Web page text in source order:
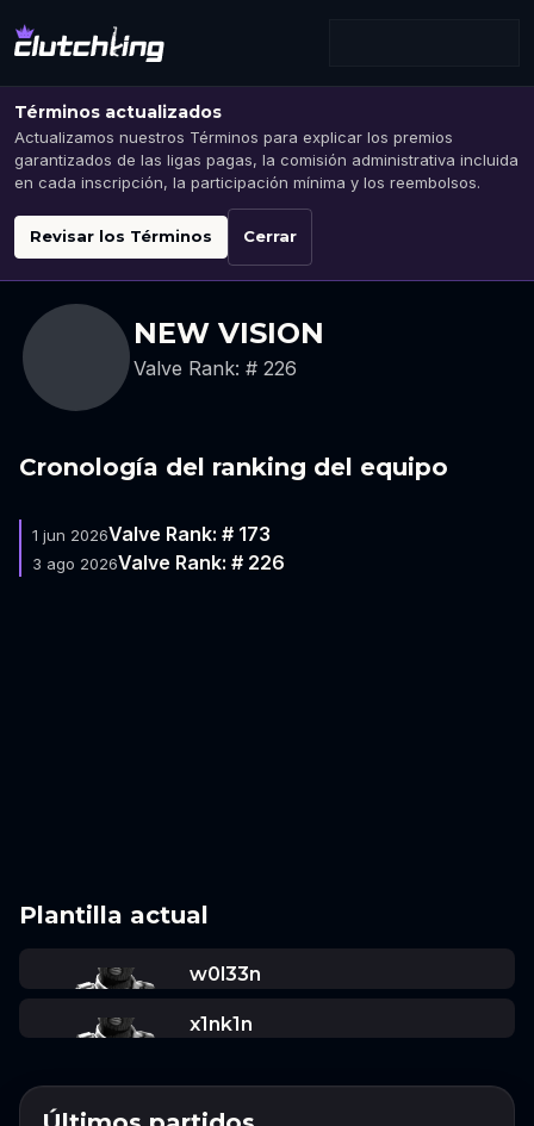
Términos actualizados
Actualizamos nuestros Términos para explicar los premios
garantizados de las ligas pagas, la comisión administrativa incluida
en cada inscripción, la participación mínima y los reembolsos.
Revisar los Términos Cerrar
NEW VISION
Valve Rank: # 226
Cronología del ranking del equipo
1 jun 2026Valve Rank: # 173
3 ago 2026Valve Rank: # 226
Plantilla actual
w0l33n
x1nk1n